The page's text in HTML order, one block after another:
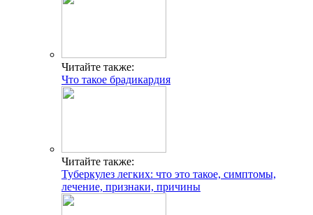
Читайте также:
Что такое брадикардия
Читайте также:
Туберкулез легких: что это такое, симптомы,
лечение, признаки, причины